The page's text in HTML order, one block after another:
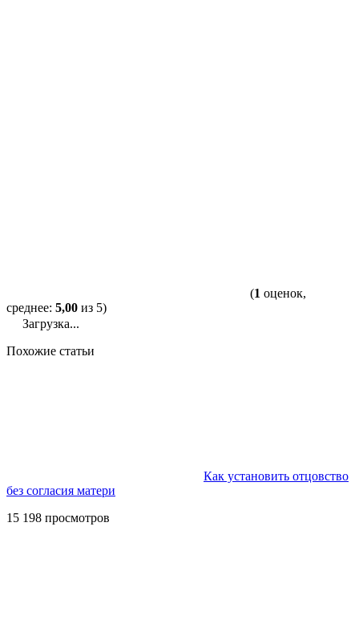
(1 оценок,
среднее: 5,00 из 5)
Загрузка...
Похожие статьи
Как установить отцовство
без согласия матери
15 198 просмотров